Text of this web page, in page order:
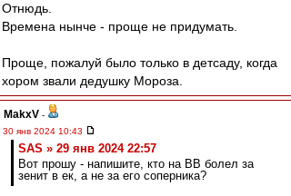
Отнюдь.
Времена нынче - проще не придумать.
Проще, пожалуй было только в детсаду, когда
хором звали дедушку Мороза.
MakxV -
30 янв 2024 10:43
SAS » 29 янв 2024 22:57
Вот прошу - напишите, кто на ВВ болел за
зенит в ек, а не за его соперника?